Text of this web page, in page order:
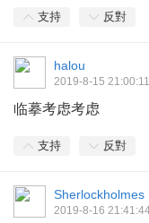
支持 反對
halou
2019-8-15 21:00:11
临摹考虑考虑
支持 反對
Sherlockholmes
2019-8-16